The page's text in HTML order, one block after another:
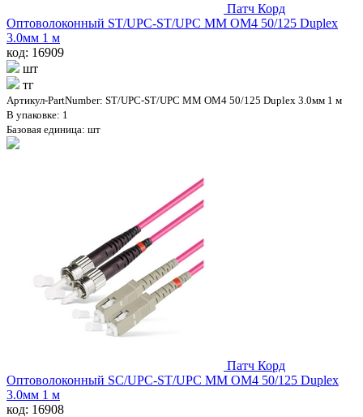
Патч Корд
Оптоволоконный ST/UPC-ST/UPC MM OM4 50/125 Duplex
3.0мм 1 м
код: 16909
шт
тг
Артикул-PartNumber: ST/UPC-ST/UPC MM OM4 50/125 Duplex 3.0мм 1 м
В упаковке: 1
Базовая единица: шт
Патч Корд
Оптоволоконный SC/UPC-ST/UPC MM OM4 50/125 Duplex
3.0мм 1 м
код: 16908